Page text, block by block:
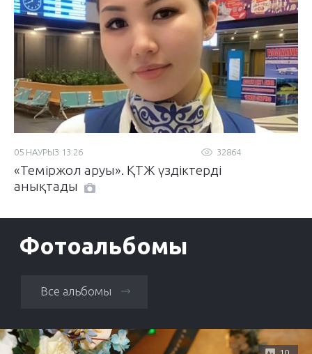
32864
05 НАУРЫЗ 13:26
«Теміржол аруы». ҚТЖ үздіктерді
анықтады
Фотоальбомы
Все альбомы